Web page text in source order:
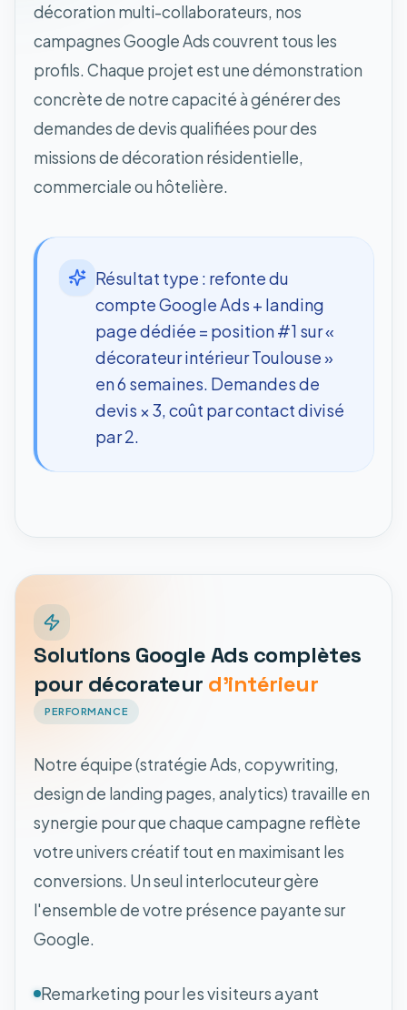
décoration multi-collaborateurs, nos
campagnes Google Ads couvrent tous les
profils. Chaque projet est une démonstration
concrète de notre capacité à générer des
demandes de devis qualifiées pour des
missions de décoration résidentielle,
commerciale ou hôtelière.
Résultat type : refonte du
compte Google Ads + landing
page dédiée = position #1 sur «
décorateur intérieur Toulouse »
en 6 semaines. Demandes de
devis × 3, coût par contact divisé
par 2.
Solutions Google Ads complètes
pour décorateur d'intérieur
PERFORMANCE
Notre équipe (stratégie Ads, copywriting,
design de landing pages, analytics) travaille en
synergie pour que chaque campagne reflète
votre univers créatif tout en maximisant les
conversions. Un seul interlocuteur gère
l'ensemble de votre présence payante sur
Google.
Remarketing pour les visiteurs ayant